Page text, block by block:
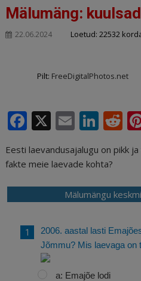
Mälumäng:
22.06.2024 Loetud: 22532
Pilt: FreeDigitalPhotos.net
F
a
c
b
o
X E
m
ai
Li
k
dI
R
e
d
t
Eesti laevandusajalugu on pikk
fakte meie laevade kohta?
Mälumängu
2006. aastal lasti
Jõmmu? Mis laevaga on
a: Emajõe lodi